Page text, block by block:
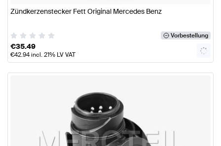
Zündkerzenstecker Fett Original Mercedes Benz
Vorbestellung
€35.49
€42.94incl. 21% LV VAT